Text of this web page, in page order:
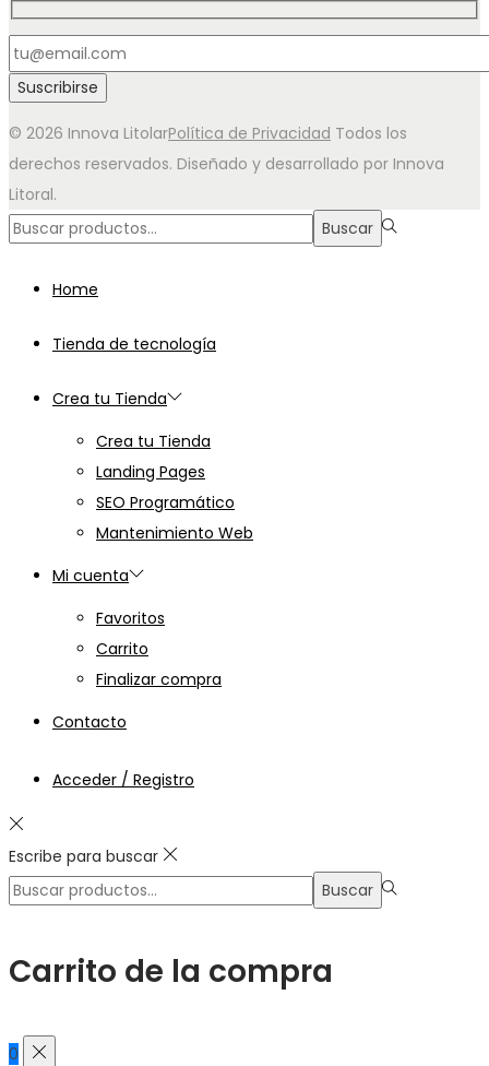
© 2026 Innova LitolarPolítica de Privacidad Todos los
derechos reservados. Diseñado y desarrollado por Innova
Litoral.
Búsqueda
Buscar
Home
Tienda de tecnología
Crea tu Tienda
Crea tu Tienda
Landing Pages
SEO Programático
Mantenimiento Web
Mi cuenta
Favoritos
Carrito
Finalizar compra
Contacto
Acceder / Registro
Escribe para buscar
Búsqueda
Buscar
Carrito de la compra
0